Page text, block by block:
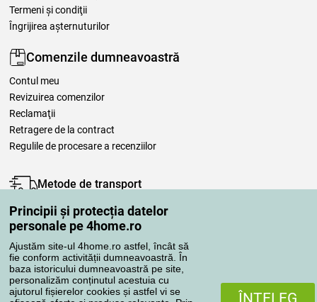
Principii și protecția datelor
personale pe 4home.ro
Ajustăm site-ul 4home.ro astfel, încât să
fie conform activității dumneavoastră. În
baza istoricului dumneavoastră pe site,
personalizăm conținutul acestuia cu
ajutorul fișierelor cookies și astfel vi se
ÎNŢELEG
Termeni şi condiţii
Îngrijirea așternuturilor
Comenzile dumneavoastră
Contul meu
Revizuirea comenzilor
Reclamaţii
Retragere de la contract
Regulile de procesare a recenziilor
Metode de transport
Metode de plată
Magazin de încredere